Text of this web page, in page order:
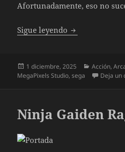
Afortunadamente, eso no
Sigue leyendo The House of
Publicado
el
1 diciembre, 2025 Categorías
Acción,
MegaPixels Studio,sega Deja un
Ninja Gaiden